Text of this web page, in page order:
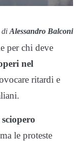
di Alessandro Balconi
per chi deve
nel
ritardi e
sciopero
le proteste